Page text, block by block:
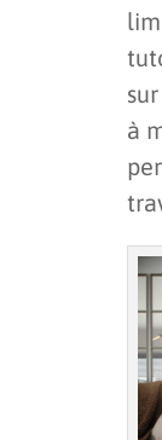
à